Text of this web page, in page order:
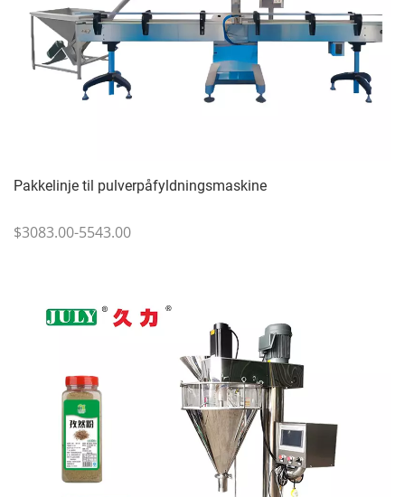
Pakkelinje til pulverpåfyldningsmaskine
$3083.00-5543.00